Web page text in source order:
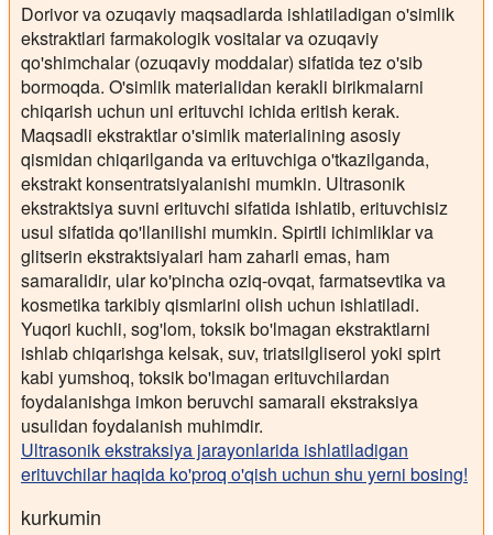
Dorivor va ozuqaviy maqsadlarda ishlatiladigan o'simlik
ekstraktlari farmakologik vositalar va ozuqaviy
qo'shimchalar (ozuqaviy moddalar) sifatida tez o'sib
bormoqda. O'simlik materialidan kerakli birikmalarni
chiqarish uchun uni erituvchi ichida eritish kerak.
Maqsadli ekstraktlar o'simlik materialining asosiy
qismidan chiqarilganda va erituvchiga o'tkazilganda,
ekstrakt konsentratsiyalanishi mumkin. Ultrasonik
ekstraktsiya suvni erituvchi sifatida ishlatib, erituvchisiz
usul sifatida qo'llanilishi mumkin. Spirtli ichimliklar va
glitserin ekstraktsiyalari ham zaharli emas, ham
samaralidir, ular ko'pincha oziq-ovqat, farmatsevtika va
kosmetika tarkibiy qismlarini olish uchun ishlatiladi.
Yuqori kuchli, sog'lom, toksik bo'lmagan ekstraktlarni
ishlab chiqarishga kelsak, suv, triatsilgliserol yoki spirt
kabi yumshoq, toksik bo'lmagan erituvchilardan
foydalanishga imkon beruvchi samarali ekstraksiya
usulidan foydalanish muhimdir.
Ultrasonik ekstraksiya jarayonlarida ishlatiladigan
erituvchilar haqida ko'proq o'qish uchun shu yerni bosing!
kurkumin